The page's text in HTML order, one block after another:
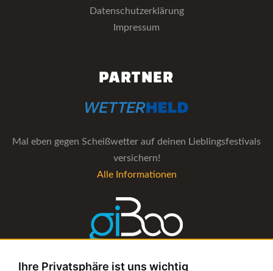
Ihre Privatsphäre ist uns wichtig
Datenschutzerklärung
Impressum
PARTNER
Mal eben gegen Scheißwetter auf deinen Lieblingsfestivals
versichern!
Alle Informationen